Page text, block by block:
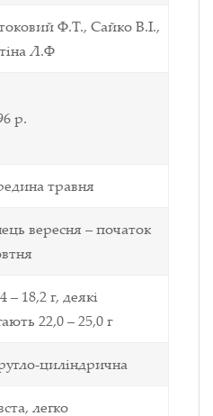
Ф.Т., Сайко В.І.,
Л.Ф
р.
травня
вересня – початок
– 18,2 г, деякі
22,0 – 25,0 г
циліндрична
легко